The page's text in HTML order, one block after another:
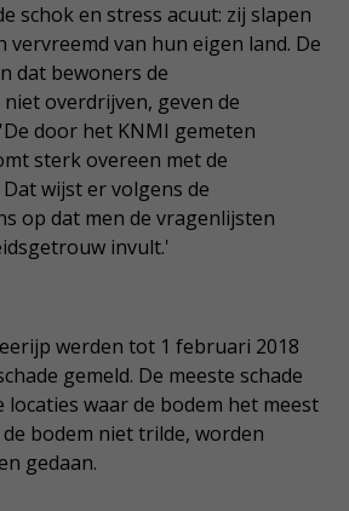
schok en stress acuut: zij slapen
vervreemd van hun eigen land. De
dat bewoners de
overdrijven, geven de
door het KNMI gemeten
sterk overeen met de
wijst er volgens de
op dat men de vragenlijsten
invult.'
werden tot 1 februari 2018
gemeld. De meeste schade
waar de bodem het meest
bodem niet trilde, worden
gedaan.